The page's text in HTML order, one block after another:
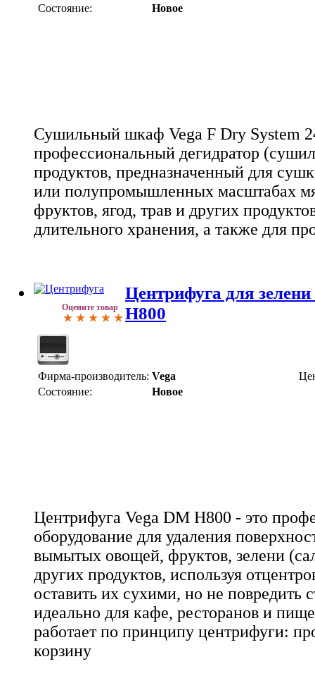
Состояние:
Новое
Сушильный шкаф Vega F Dry System
профессиональный дегидратор
продуктов, предназначенный для
или полупромышленных масштабах
фруктов, ягод, трав и других
длительного хранения, а также для
Оцените товар
Центрифуга для
H800
Фирма-производитель: Vega
Состояние:
Новое
Центрифуга Vega DM H800 - это
оборудование для удаления
вымытых овощей, фруктов, зелени
других продуктов, используя
оставить их сухими, но не повредить
идеально для кафе, ресторанов и
работает по принципу центрифуги:
корзину